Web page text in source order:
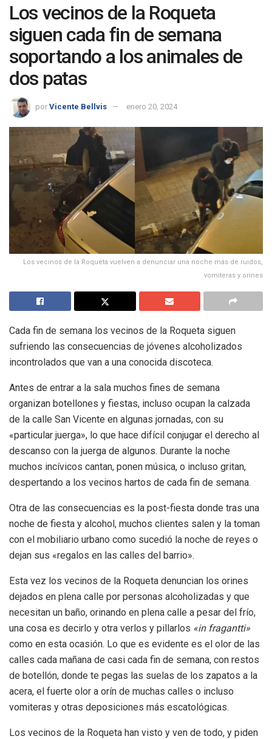
Los vecinos de la Roqueta
siguen cada fin de semana
soportando a los animales de
dos patas
por Vicente Bellvis enero 20, 2024
Los vecinos de la Roqueta vuelven a denunciar una noche más de ruidos,
vomiteras y orines
Cada fin de semana los vecinos de la Roqueta siguen
sufriendo las consecuencias de jóvenes alcoholizados
incontrolados que van a una conocida discoteca.
Antes de entrar a la sala muchos fines de semana
organizan botellones y fiestas, incluso ocupan la calzada
de la calle San Vicente en algunas jornadas, con su
«particular juerga», lo que hace difícil conjugar el derecho al
descanso con la juerga de algunos. Durante la noche
muchos incívicos cantan, ponen música, o incluso gritan,
despertando a los vecinos hartos de cada fin de semana.
Otra de las consecuencias es la post-fiesta donde tras una
noche de fiesta y alcohol, muchos clientes salen y la toman
con el mobiliario urbano como sucedió la noche de reyes o
dejan sus «regalos en las calles del barrio».
Esta vez los vecinos de la Roqueta denuncian los orines
dejados en plena calle por personas alcoholizadas y que
necesitan un baño, orinando en plena calle a pesar del frío,
una cosa es decirlo y otra verlos y pillarlos «in fragantti»
como en esta ocasión. Lo que es evidente es el olor de las
calles cada mañana de casi cada fin de semana, con restos
de botellón, donde te pegas las suelas de los zapatos a la
acera, el fuerte olor a orín de muchas calles o incluso
vomiteras y otras deposiciones más escatológicas.
Los vecinos de la Roqueta han visto y ven de todo, y piden